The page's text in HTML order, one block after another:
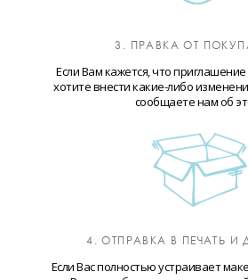
3. ПРАВКА ОТ
Если Вам кажется, что
хотите внести какие-либо
сообщаете нам об
4. ОТПРАВКА В ПЕЧАТЬ И
Если Вас полностью устраивает